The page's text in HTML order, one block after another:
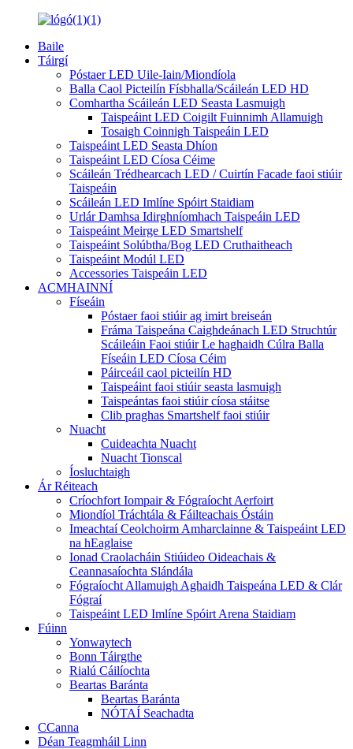
Baile
Táirgí
Póstaer LED Uile-Iain/Miondíola
Balla Caol Picteilín Físbhalla/Scáileán LED HD
Comhartha Scáileán LED Seasta Lasmuigh
Taispeáint LED Coigilt Fuinnimh Allamuigh
Tosaigh Coinnigh Taispeáin LED
Taispeáint LED Seasta Dhíon
Taispeáint LED Cíosa Céime
Scáileán Trédhearcach LED / Cuirtín Facade faoi stiúir
Taispeáin
Scáileán LED Imlíne Spóirt Staidiam
Urlár Damhsa Idirghníomhach Taispeáin LED
Taispeáint Meirge LED Smartshelf
Taispeáint Solúbtha/Bog LED Cruthaitheach
Taispeáint Modúl LED
Accessories Taispeáin LED
ACMHAINNÍ
Físeáin
Póstaer faoi stiúir ag imirt breiseán
Fráma Taispeána Caighdeánach LED Struchtúr
Scáileáin Faoi stiúir Le haghaidh Cúlra Balla
Físeáin LED Cíosa Céim
Páirceáil caol picteilín HD
Taispeáint faoi stiúir seasta lasmuigh
Taispeántas faoi stiúir cíosa stáitse
Clib praghas Smartshelf faoi stiúir
Nuacht
Cuideachta Nuacht
Nuacht Tionscal
Íosluchtaigh
Ár Réiteach
Críochfort Iompair & Fógraíocht Aerfoirt
Miondíol Tráchtála & Fáilteachais Óstáin
Imeachtaí Ceolchoirm Amharclainne & Taispeáint LED
na hEaglaise
Ionad Craolacháin Stiúideo Oideachais &
Ceannasaíochta Slándála
Fógraíocht Allamuigh Aghaidh Taispeána LED & Clár
Fógraí
Taispeáint LED Imlíne Spóirt Arena Staidiam
Fúinn
Yonwaytech
Bonn Táirgthe
Rialú Cáilíochta
Beartas Baránta
Beartas Baránta
NÓTAÍ Seachadta
CCanna
Déan Teagmháil Linn